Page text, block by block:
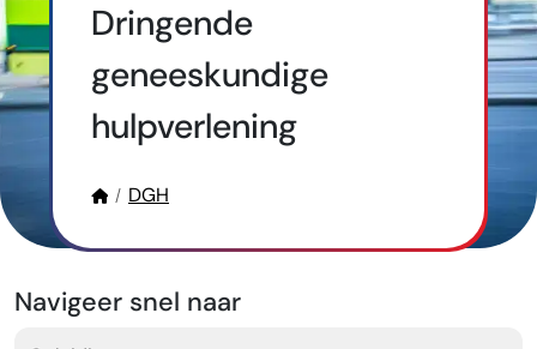
Dringende
geneeskundige
hulpverlening
DGH
Navigeer snel naar